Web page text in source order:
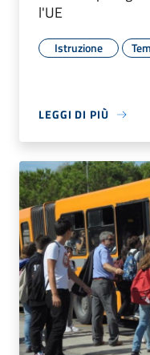
l'UE
Istruzione
LEGGI DI PIÙ